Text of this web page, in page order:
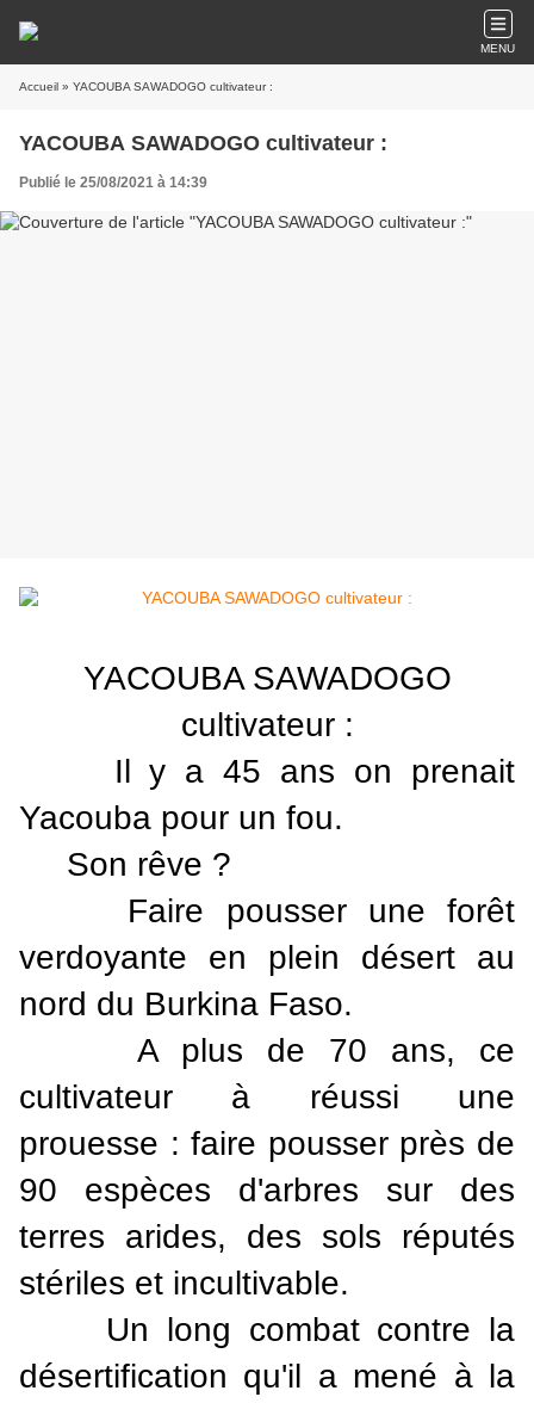
MENU
Accueil » YACOUBA SAWADOGO cultivateur :
YACOUBA SAWADOGO cultivateur :
Publié le 25/08/2021 à 14:39
YACOUBA SAWADOGO
cultivateur :
Il y a 45 ans on prenait
Yacouba pour un fou.
Son rêve ?
Faire pousser une forêt
verdoyante en plein désert au
nord du Burkina Faso.
A plus de 70 ans, ce
cultivateur à réussi une
prouesse : faire pousser près de
90 espèces d'arbres sur des
terres arides, des sols réputés
stériles et incultivable.
Un long combat contre la
désertification qu'il a mené à la